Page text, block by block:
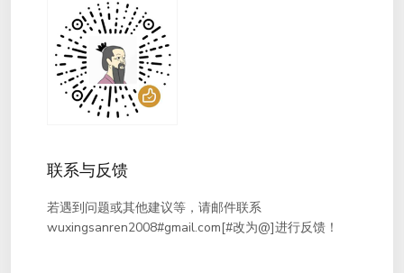
联系与反馈
若遇到问题或其他建议等，请邮件联系
wuxingsanren2008#gmail.com[#改为@]进行反馈！